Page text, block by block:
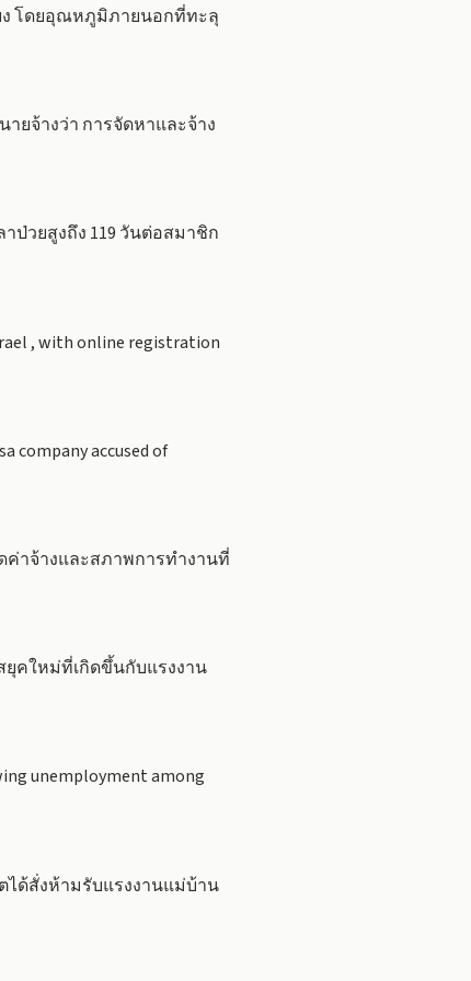
ง โดยอุณหภูมิภายนอกที่ทะลุ
ยจ้างว่า การจัดหาและจ้าง
ป่วยสูงถึง 119 วันต่อสมาชิก
, with online registration
company accused of
ค่าจ้างและสภาพการทำงานที่
ยุคใหม่ที่เกิดขึ้นกับแรงงาน
unemployment among
ได้สั่งห้ามรับแรงงานแม่บ้าน